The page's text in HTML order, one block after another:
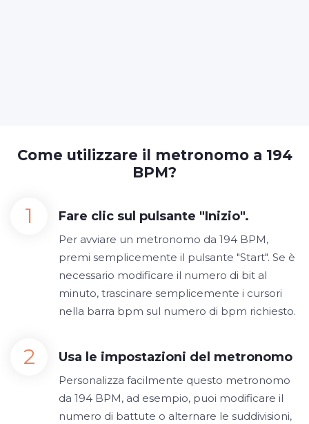
Come utilizzare il metronomo a 194
BPM?
Fare clic sul pulsante "Inizio".
Per avviare un metronomo da 194 BPM,
premi semplicemente il pulsante "Start". Se è
necessario modificare il numero di bit al
minuto, trascinare semplicemente i cursori
nella barra bpm sul numero di bpm richiesto.
Usa le impostazioni del metronomo
Personalizza facilmente questo metronomo
da 194 BPM, ad esempio, puoi modificare il
numero di battute o alternare le suddivisioni,